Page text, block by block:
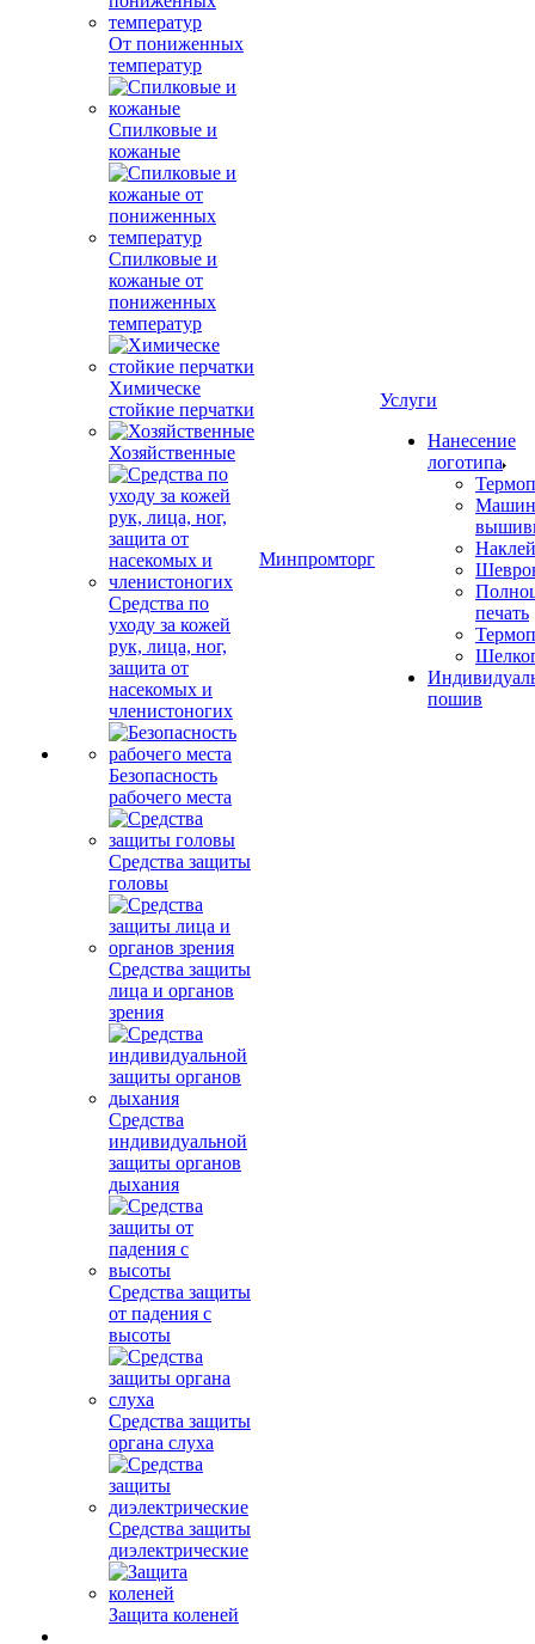
От пониженных
температур
Спилковые и
кожаные
Спилковые и
кожаные от
пониженных
температур
Химическе
стойкие перчатки
Хозяйственные
Средства по
уходу за кожей
рук, лица, ног,
защита от
насекомых и
членистоногих
Безопасность
рабочего места
Средства защиты
головы
Средства защиты
лица и органов
зрения
Средства
индивидуальной
защиты органов
дыхания
Средства защиты
от падения с
высоты
Средства защиты
органа слуха
Средства защиты
диэлектрические
Защита коленей
Минпромторг
Услуги
Нанесение
логотипа
печать
пошив